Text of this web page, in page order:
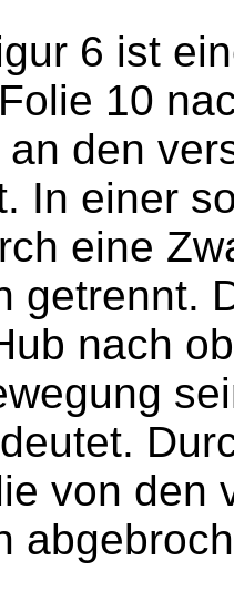
6 ist
10
den
In einer
eine
getrennt.
nach
von den